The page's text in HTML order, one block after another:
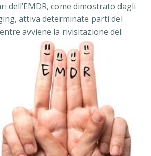
dell’EMDR, come dimostrato dagli
attiva determinate parti del
avviene la rivisitazione del